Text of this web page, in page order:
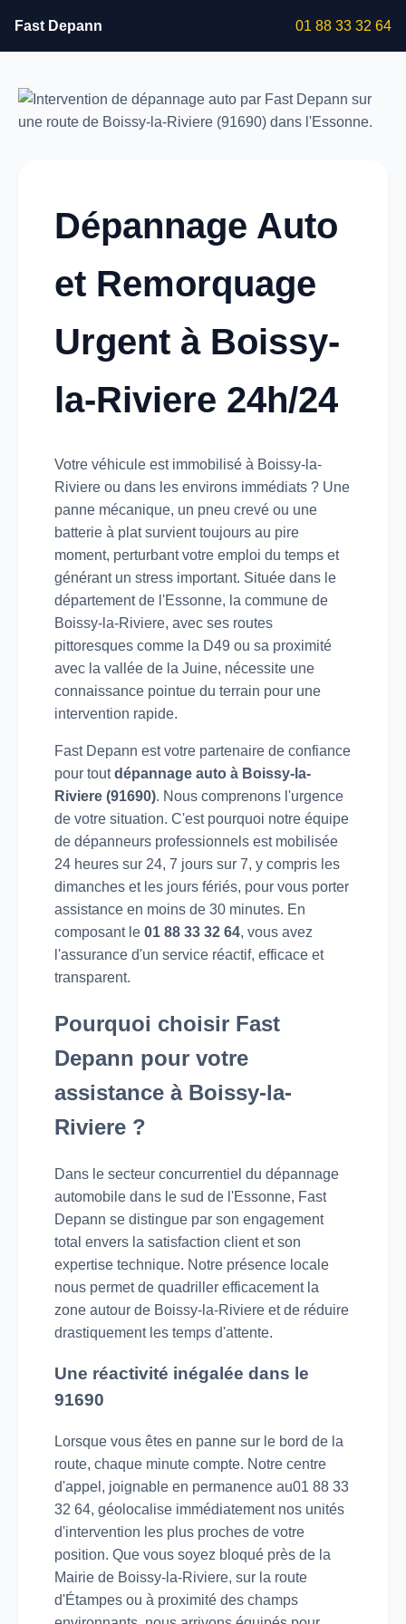
Fast Depann 01 88 33 32 64
Dépannage Auto
et Remorquage
Urgent à Boissy-
la-Riviere 24h/24
Votre véhicule est immobilisé à Boissy-la-
Riviere ou dans les environs immédiats ? Une
panne mécanique, un pneu crevé ou une
batterie à plat survient toujours au pire
moment, perturbant votre emploi du temps et
générant un stress important. Située dans le
département de l'Essonne, la commune de
Boissy-la-Riviere, avec ses routes
pittoresques comme la D49 ou sa proximité
avec la vallée de la Juine, nécessite une
connaissance pointue du terrain pour une
intervention rapide.
Fast Depann est votre partenaire de confiance
pour toutdépannage auto à Boissy-la-
Riviere (91690). Nous comprenons l'urgence
de votre situation. C'est pourquoi notre équipe
de dépanneurs professionnels est mobilisée
24 heures sur 24, 7 jours sur 7, y compris les
dimanches et les jours fériés, pour vous porter
assistance en moins de 30 minutes. En
composant le 01 88 33 32 64, vous avez
l'assurance d'un service réactif, efficace et
transparent.
Pourquoi choisir Fast
Depann pour votre
assistance à Boissy-la-
Riviere ?
Dans le secteur concurrentiel du dépannage
automobile dans le sud de l'Essonne, Fast
Depann se distingue par son engagement
total envers la satisfaction client et son
expertise technique. Notre présence locale
nous permet de quadriller efficacement la
zone autour de Boissy-la-Riviere et de réduire
drastiquement les temps d'attente.
Une réactivité inégalée dans le
91690
Lorsque vous êtes en panne sur le bord de la
route, chaque minute compte. Notre centre
d'appel, joignable en permanence au01 88 33
32 64, géolocalise immédiatement nos unités
d'intervention les plus proches de votre
position. Que vous soyez bloqué près de la
Mairie de Boissy-la-Riviere, sur la route
d'Étampes ou à proximité des champs